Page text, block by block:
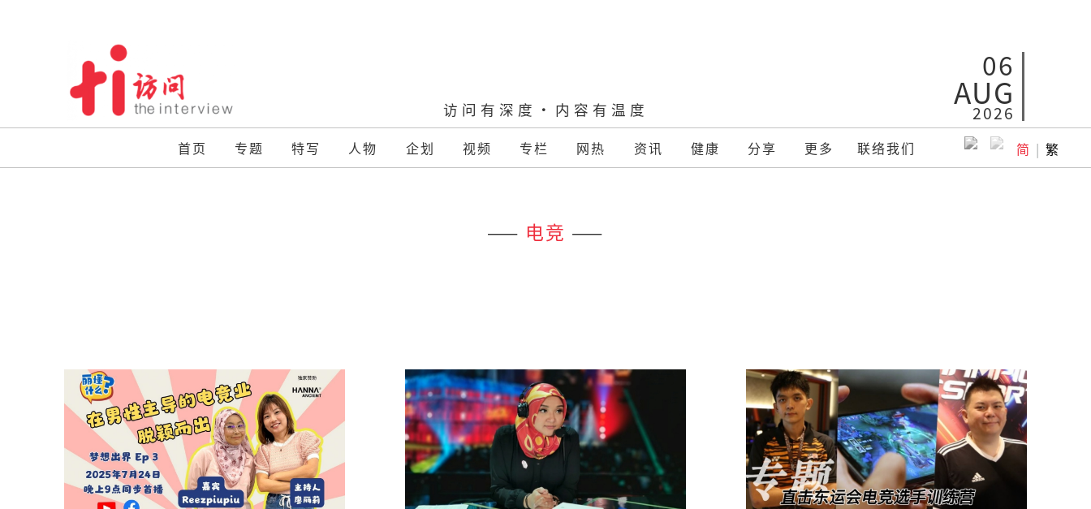
访问有深度·内容有温度
06
AUG
2026
首页 专题 特写 人物 企划 视频 专栏 网热 资讯 健康 分享 更多 联络我们 简 | 繁
—— 电竞 ——